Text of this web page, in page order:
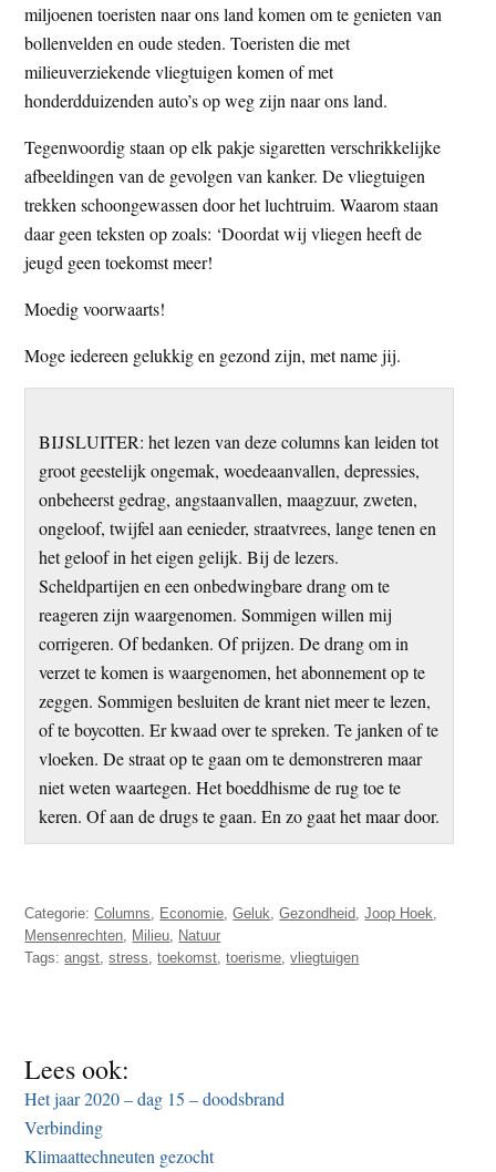
miljoenen toeristen naar ons land komen om te genieten van
bollenvelden en oude steden. Toeristen die met
milieuverziekende vliegtuigen komen of met
honderdduizenden auto’s op weg zijn naar ons land.
Tegenwoordig staan op elk pakje sigaretten verschrikkelijke
afbeeldingen van de gevolgen van kanker. De vliegtuigen
trekken schoongewassen door het luchtruim. Waarom staan
daar geen teksten op zoals: ‘Doordat wij vliegen heeft de
jeugd geen toekomst meer!
Moedig voorwaarts!
Moge iedereen gelukkig en gezond zijn, met name jij.
BIJSLUITER: het lezen van deze columns kan leiden tot
groot geestelijk ongemak, woedeaanvallen, depressies,
onbeheerst gedrag, angstaanvallen, maagzuur, zweten,
ongeloof, twijfel aan eenieder, straatvrees, lange tenen en
het geloof in het eigen gelijk. Bij de lezers.
Scheldpartijen en een onbedwingbare drang om te
reageren zijn waargenomen. Sommigen willen mij
corrigeren. Of bedanken. Of prijzen. De drang om in
verzet te komen is waargenomen, het abonnement op te
zeggen. Sommigen besluiten de krant niet meer te lezen,
of te boycotten. Er kwaad over te spreken. Te janken of te
vloeken. De straat op te gaan om te demonstreren maar
niet weten waartegen. Het boeddhisme de rug toe te
keren. Of aan de drugs te gaan. En zo gaat het maar door.
Categorie:Columns, Economie,Geluk,Gezondheid,Joop Hoek,
Mensenrechten, Milieu, Natuur
Tags:angst,stress,toekomst,toerisme,vliegtuigen
Lees ook:
Het jaar 2020 – dag 15 – doodsbrand
Verbinding
Klimaattechneuten gezocht